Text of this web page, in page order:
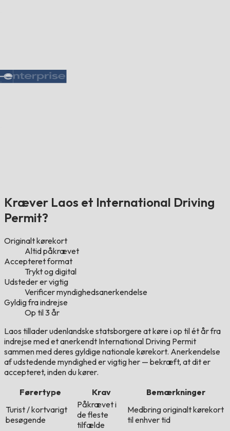
Kræver Laos et International Driving
Permit?
Originalt kørekort
Altid påkrævet
Accepteret format
Trykt og digital
Udsteder er vigtig
Verificer myndighedsanerkendelse
Gyldig fra indrejse
Op til 3 år
Laos tillader udenlandske statsborgere at køre i op til ét år fra
indrejse med et anerkendt International Driving Permit
sammen med deres gyldige nationale kørekort. Anerkendelse
af udstedende myndighed er vigtig her — bekræft, at dit er
accepteret, inden du kører.
Førertype
Krav
Bemærkninger
Turist / kortvarigt
besøgende
Påkrævet i
de fleste
tilfælde
Medbring originalt kørekort
til enhver tid